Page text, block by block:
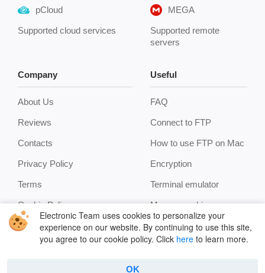
pCloud
Supported cloud services
MEGA
Supported remote
servers
Company
About Us
Reviews
Contacts
Privacy Policy
Terms
Cookie Policy
Useful
FAQ
Connect to FTP
How to use FTP on Mac
Encryption
Terminal emulator
Manage archives
Features
Electronic Team uses cookies to personalize your
experience on our website. By continuing to use this site,
you agree to our cookie policy. Click here to learn more.
OK